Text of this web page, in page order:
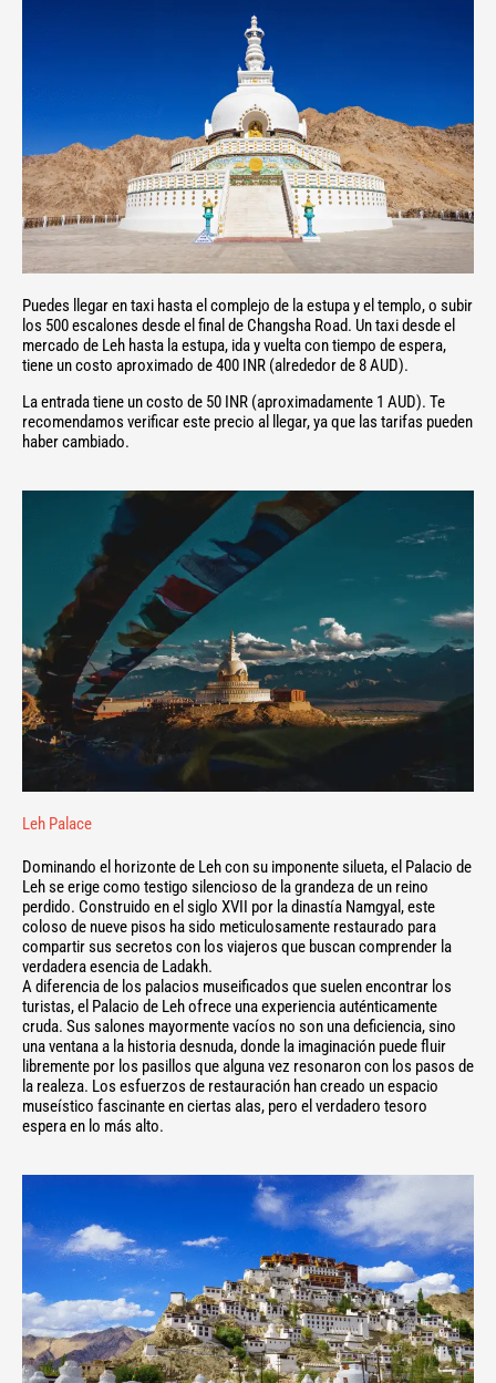
Puedes llegar en taxi hasta el complejo de la estupa y el templo, o subir
los 500 escalones desde el final de Changsha Road. Un taxi desde el
mercado de Leh hasta la estupa, ida y vuelta con tiempo de espera,
tiene un costo aproximado de 400 INR (alrededor de 8 AUD).
La entrada tiene un costo de 50 INR (aproximadamente 1 AUD). Te
recomendamos verificar este precio al llegar, ya que las tarifas pueden
haber cambiado.
Leh Palace
Dominando el horizonte de Leh con su imponente silueta, el Palacio de
Leh se erige como testigo silencioso de la grandeza de un reino
perdido. Construido en el siglo XVII por la dinastía Namgyal, este
coloso de nueve pisos ha sido meticulosamente restaurado para
compartir sus secretos con los viajeros que buscan comprender la
verdadera esencia de Ladakh.
A diferencia de los palacios museificados que suelen encontrar los
turistas, el Palacio de Leh ofrece una experiencia auténticamente
cruda. Sus salones mayormente vacíos no son una deficiencia, sino
una ventana a la historia desnuda, donde la imaginación puede fluir
libremente por los pasillos que alguna vez resonaron con los pasos de
la realeza. Los esfuerzos de restauración han creado un espacio
museístico fascinante en ciertas alas, pero el verdadero tesoro
espera en lo más alto.